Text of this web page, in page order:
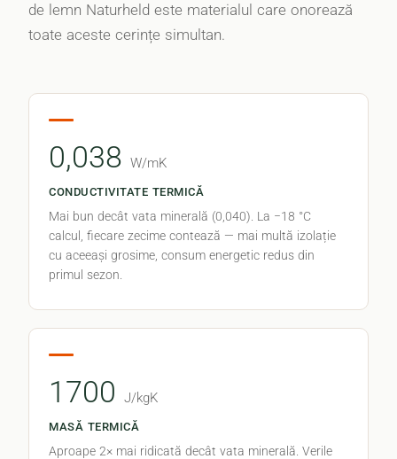
de lemn Naturheld este materialul care onorează
toate aceste cerințe simultan.
0,038 W/mK
CONDUCTIVITATE TERMICĂ
Mai bun decât vata minerală (0,040). La −18 °C
calcul, fiecare zecime contează — mai multă izolație
cu aceeași grosime, consum energetic redus din
primul sezon.
1700 J/kgK
MASĂ TERMICĂ
Aproape 2× mai ridicată decât vata minerală. Verile